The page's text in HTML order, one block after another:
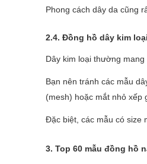
Phong cách dây da cũng
2.4. Đồng hồ dây kim
Dây kim loại thường
Bạn nên tránh các mẫu
(mesh) hoặc mắt nhỏ xếp
Đặc biệt, các mẫu có size
3. Top 60 mẫu đồng hồ